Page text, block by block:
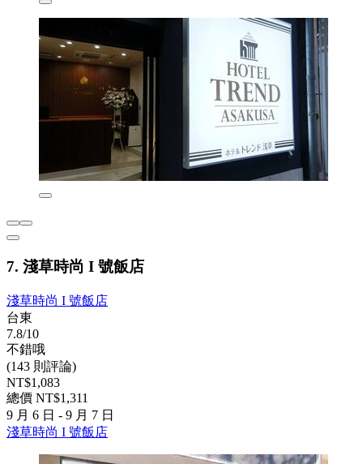
7. 淺草時尚 I 號飯店
淺草時尚 I 號飯店
台東
7.8/10
不錯哦
(143 則評論)
NT$1,083
總價 NT$1,311
9 月 6 日 - 9 月 7 日
淺草時尚 I 號飯店